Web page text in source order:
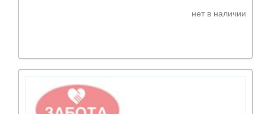
нет в наличии